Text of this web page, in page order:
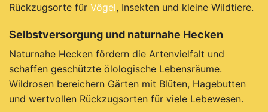
Rückzugsorte für Vögel, Insekten und kleine Wildtiere.
Selbstversorgung und naturnahe Hecken
Naturnahe Hecken fördern die Artenvielfalt und
schaffen geschützte ölologische Lebensräume.
Wildrosen bereichern Gärten mit Blüten, Hagebutten
und wertvollen Rückzugsorten für viele Lebewesen.